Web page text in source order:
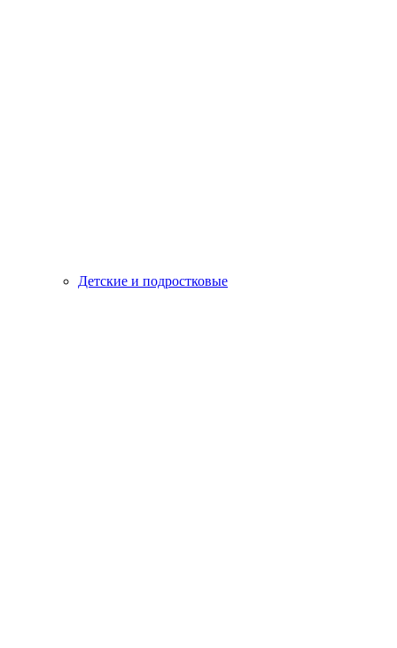
Детские и подростковые